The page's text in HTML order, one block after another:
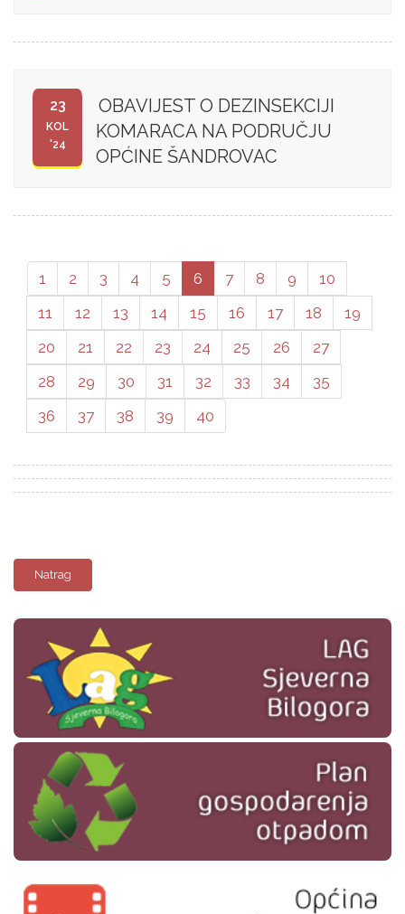
23
KOL
'24
OBAVIJEST O DEZINSEKCIJI
KOMARACA NA PODRUČJU
OPĆINE ŠANDROVAC
1 2 3 4 5 6 7 8 9
10
11
12 13 14 15 16 17 18
19
20
21 22 23 24 25 26
27
28
29 30 31 32 33 34
35
36
37 38 39 40
Natrag